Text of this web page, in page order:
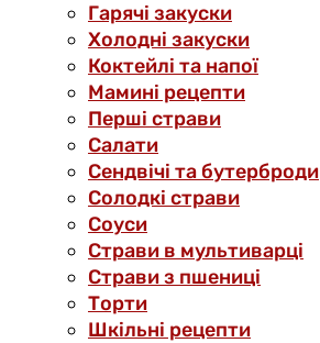
Гарячі закуски
Холодні закуски
Коктейлі та напої
Мамині рецепти
Перші страви
Салати
Сендвічі та бутерброди
Солодкі страви
Соуси
Страви в мультиварці
Страви з пшениці
Торти
Шкільні рецепти